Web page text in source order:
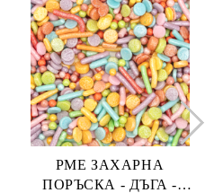
PME ЗАХАРНА
ПОРЪСКА - ДЪГА -